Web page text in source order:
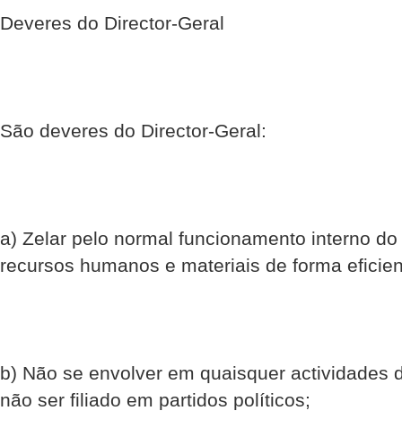
Deveres do Director-Geral
São deveres do Director-Geral:
a) Zelar pelo normal funcionamento interno
recursos humanos e materiais de forma
b) Não se envolver em quaisquer actividades
não ser filiado em partidos políticos;